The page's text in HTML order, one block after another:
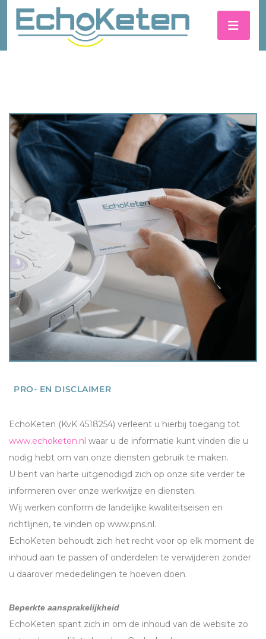
PRO- EN DISCLAIMER
EchoKeten (KvK 4518254) verleent u hierbij toegang tot
www.echoketen.nl waar u de informatie kunt vinden die u
nodig hebt om van onze diensten gebruik te maken.
U bent van harte uitgenodigd zich op onze site verder te
informeren over onze werkwijze en diensten.
Wij werken conform de landelijke kwaliteitseisen en
richtlijnen, te vinden op www.pns.nl.
EchoKeten behoudt zich het recht voor op elk moment de
inhoud aan te passen of onderdelen te verwijderen zonder
u daarover mededelingen te hoeven doen.
Beperkte aansprakelijkheid
EchoKeten spant zich in om de inhoud van de website zo